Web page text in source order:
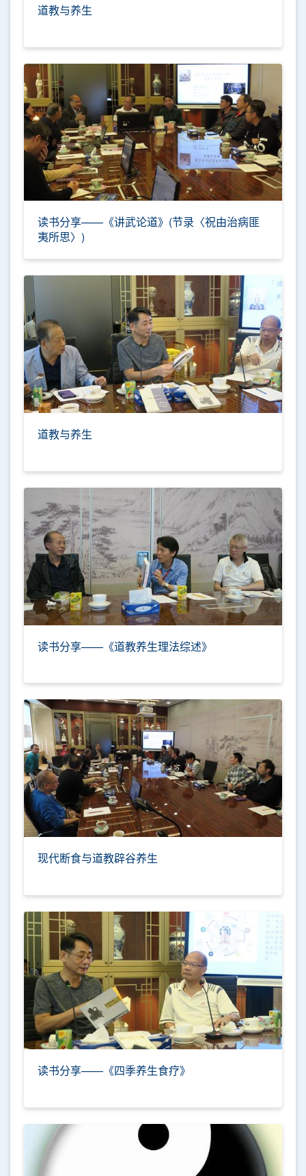
道教与养生
读书分享——《讲武论道》(节录〈祝由治病匪
夷所思〉)
道教与养生
读书分享——《道教养生理法综述》
现代断食与道教辟谷养生
读书分享——《四季养生食疗》